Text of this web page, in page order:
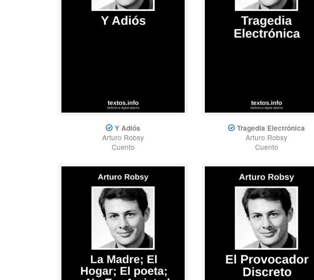
Y Adiós
Arturo Robsy
Cuento
Tragedia Electrónica
Arturo Robsy
Cuento